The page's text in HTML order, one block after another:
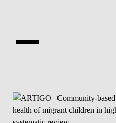
CONTACTOS
EVENTOS